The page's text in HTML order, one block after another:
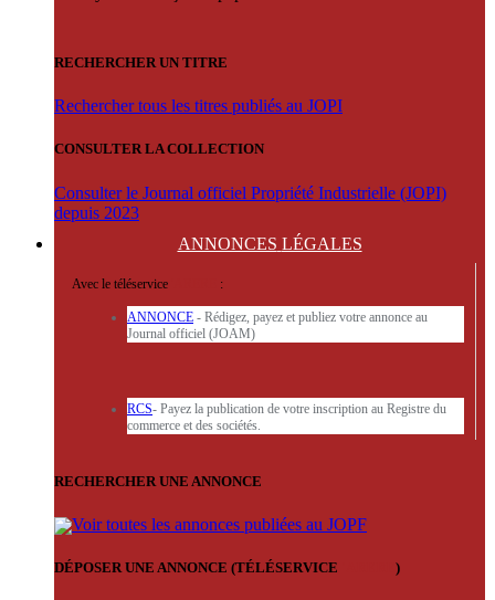
RECHERCHER UN TITRE
Rechercher tous les titres publiés au JOPI
CONSULTER LA COLLECTION
Consulter le Journal officiel Propriété Industrielle (JOPI)
depuis 2023
ANNONCES LÉGALES
Avec le téléservice :
ANNONCE - Rédigez, payez et publiez votre annonce au
Journal officiel (JOAM)
RCS- Payez la publication de votre inscription au Registre du
commerce et des sociétés.
RECHERCHER UNE ANNONCE
Voir toutes les annonces publiées au JOPF
DÉPOSER UNE ANNONCE (TÉLÉSERVICE )